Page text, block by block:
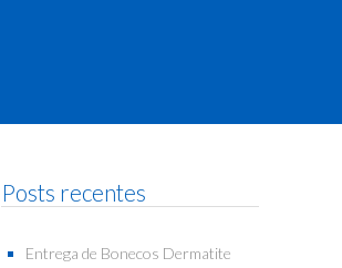
Posts recentes
Entrega de Bonecos Dermatite